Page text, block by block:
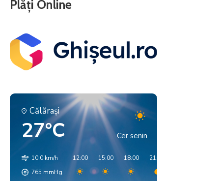
Plăți Online
Călăraşi
27°C Cer senin
10.0 km/h
765 mmHg
12:00 15:00 18:00 21:00